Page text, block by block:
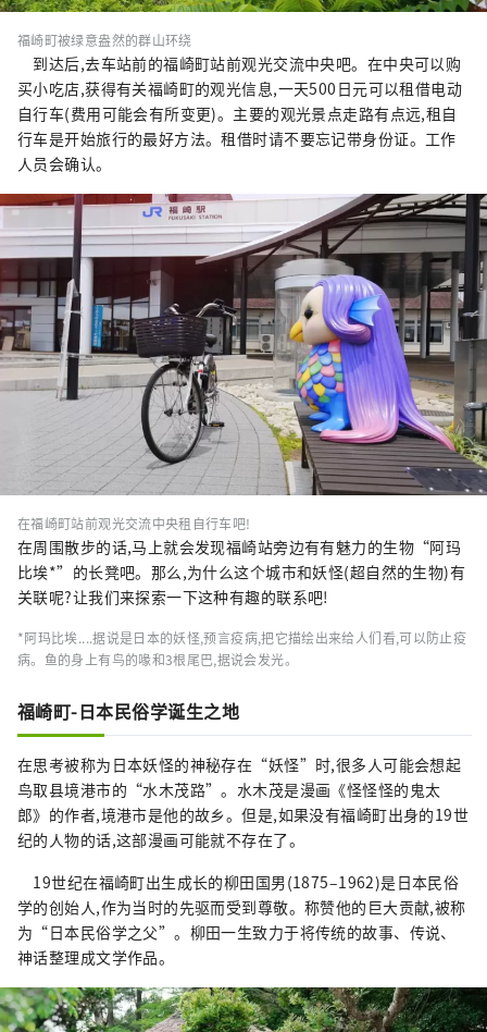
福崎町被绿意盎然的群山环绕
到达后,去车站前的福崎町站前观光交流中央吧。在中央可以购
买小吃店,获得有关福崎町的观光信息,一天500日元可以租借电动
自行车(费用可能会有所变更)。主要的观光景点走路有点远,租自
行车是开始旅行的最好方法。租借时请不要忘记带身份证。工作
人员会确认。
在福崎町站前观光交流中央租自行车吧!
在周围散步的话,马上就会发现福崎站旁边有有魅力的生物“阿玛
比埃*”的长凳吧。那么,为什么这个城市和妖怪(超自然的生物)有
关联呢?让我们来探索一下这种有趣的联系吧!
*阿玛比埃....据说是日本的妖怪,预言疫病,把它描绘出来给人们看,可以防止疫
病。鱼的身上有鸟的喙和3根尾巴,据说会发光。
福崎町-日本民俗学诞生之地
在思考被称为日本妖怪的神秘存在“妖怪”时,很多人可能会想起
鸟取县境港市的“水木茂路”。水木茂是漫画《怪怪怪的鬼太
郎》的作者,境港市是他的故乡。但是,如果没有福崎町出身的19世
纪的人物的话,这部漫画可能就不存在了。
19世纪在福崎町出生成长的柳田国男(1875–1962)是日本民俗
学的创始人,作为当时的先驱而受到尊敬。称赞他的巨大贡献,被称
为“日本民俗学之父”。柳田一生致力于将传统的故事、传说、
神话整理成文学作品。